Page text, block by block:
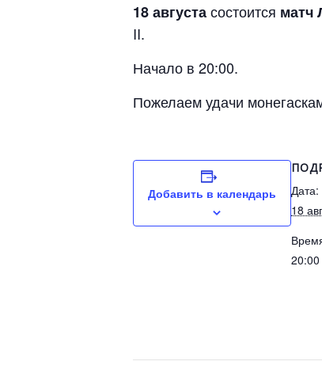
18 августасостоится матч
II.
Начало в 20:00.
Пожелаем удачи
Добавить в календарь
Дата:
18